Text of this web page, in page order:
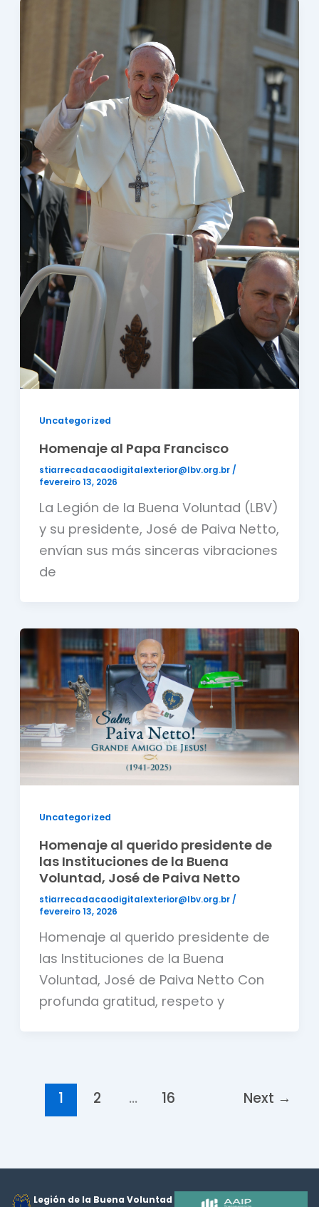
Uncategorized
Homenaje al Papa Francisco
stiarrecadacaodigitalexterior@lbv.org.br/
fevereiro 13, 2026
La Legión de la Buena Voluntad (LBV)
y su presidente, José de Paiva Netto,
envían sus más sinceras vibraciones
de
Uncategorized
Homenaje al querido presidente de
las Instituciones de la Buena
Voluntad, José de Paiva Netto
stiarrecadacaodigitalexterior@lbv.org.br /
fevereiro 13, 2026
Homenaje al querido presidente de
las Instituciones de la Buena
Voluntad, José de Paiva Netto Con
profunda gratitud, respeto y
1 2 … 16 Next →
Legión de la Buena Voluntad